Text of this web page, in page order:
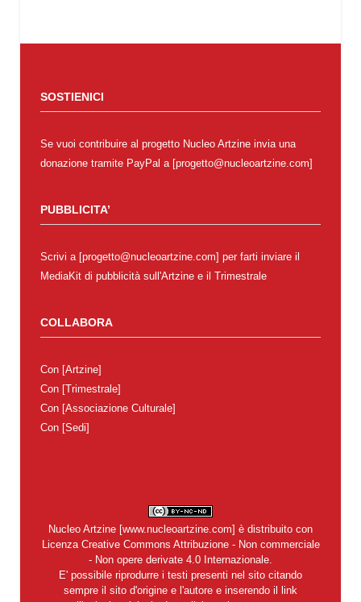
SOSTIENICI
Se vuoi contribuire al progetto Nucleo Artzine invia una
donazione tramite PayPal a [progetto@nucleoartzine.com]
PUBBLICITA’
Scrivi a [progetto@nucleoartzine.com] per farti inviare il
MediaKit di pubblicità sull'Artzine e il Trimestrale
COLLABORA
Con [Artzine]
Con [Trimestrale]
Con [Associazione Culturale]
Con [Sedi]
Nucleo Artzine [www.nucleoartzine.com] è distribuito con
Licenza Creative Commons Attribuzione - Non commerciale
- Non opere derivate 4.0 Internazionale.
E' possibile riprodurre i testi presenti nel sito citando
sempre il sito d'origine e l'autore e inserendo il link